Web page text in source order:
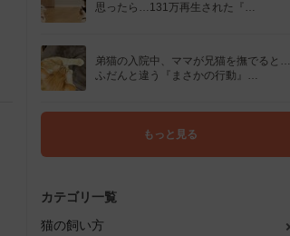
思ったら…131万再生された『…
弟猫の入院中、ママが兄猫を撫でると…
ふだんと違う『まさかの行動』…
もっと見る
カテゴリ一覧
猫の飼い方